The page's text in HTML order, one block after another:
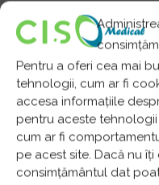
Pentru a oferi cea mai
tehnologii, cum ar fi
accesa informațiile
pentru aceste
cum ar fi
pe acest site. Dacă nu
consimțământul dat
nevoie – o alternativă
fără să-ți irite gingiile!
Cu un irigator oral,
care îndepărtează
bacteriană dintre dinți
Este suficient de